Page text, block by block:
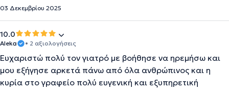
03 Δεκεμβρίου 2025
10.0
Aleka • 2 αξιολογήσεις
Ευχαριστώ πολύ τον γιατρό με βοήθησε να ηρεμήσω και
μου εξήγησε αρκετά πάνω από όλα ανθρώπινος και η
κυρία στο γραφείο πολύ ευγενική και εξυπηρετική